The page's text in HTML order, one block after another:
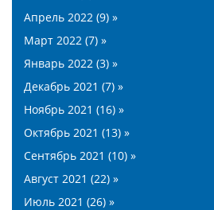
Апрель 2022 (9) »
Март 2022 (7) »
Январь 2022 (3) »
Декабрь 2021 (7) »
Ноябрь 2021 (16) »
Октябрь 2021 (13) »
Сентябрь 2021 (10) »
Август 2021 (22) »
Июль 2021 (26) »